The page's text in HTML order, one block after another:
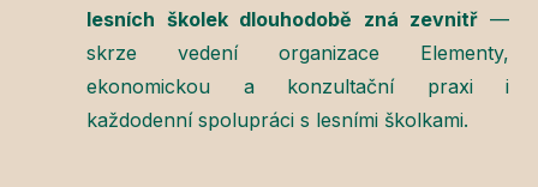
lesních školek dlouhodobě zná zevnitř —
skrze vedení organizace Elementy,
ekonomickou a konzultační praxi i
každodenní spolupráci s lesními školkami.